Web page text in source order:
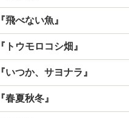
『飛べない魚』
『トウモロコシ畑』
『いつか、サヨナラ』
『春夏秋冬』